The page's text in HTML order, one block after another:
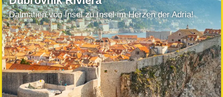
Dalmatien von Insel zu Insel im Herzen der Adria!